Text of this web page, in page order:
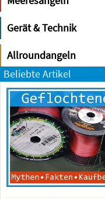
Gerät & Technik
Allroundangeln
Beliebte Artikel